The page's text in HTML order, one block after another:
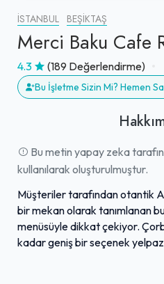
İSTANBUL BEŞIKTAŞ
Merci Baku Cafe
4.3 (189 Değerlendirme)
Bu İşletme Sizin Mi? Hemen
Bu metin yapay zeka
kullanılarak oluşturulmuştur.
Müşteriler tarafından otantik
bir mekan olarak tanımlanan
menüsüyle dikkat çekiyor.
kadar geniş bir seçenek
yemeğin lezzeti ve kalitesiyle